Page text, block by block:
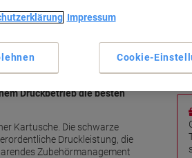
Druckbetrieb die besten
Kartusche. Die schwarze
Druckleistung, die
Zubehörmanagement
Impressum
Cookie-